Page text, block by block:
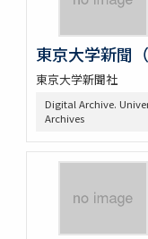
東京大学新聞
東京大学新聞社
Digital Archive.
Archives